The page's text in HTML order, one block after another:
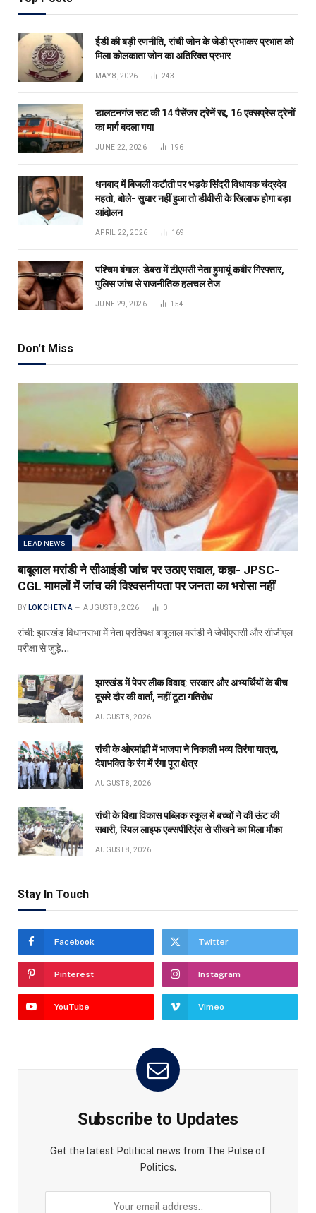
ईडी की बड़ी रणनीति, रांची जोन के जेडी प्रभाकर प्रभात को
मिला कोलकाता जोन का अतिरिक्त प्रभार
MAY 8, 2026 243
डालटनगंज रूट की 14 पैसेंजर ट्रेनें रद्द, 16 एक्सप्रेस ट्रेनों
का मार्ग बदला गया
JUNE 22, 2026 196
धनबाद में बिजली कटौती पर भड़के सिंदरी विधायक चंद्रदेव
महतो, बोले- सुधार नहीं हुआ तो डीवीसी के खिलाफ होगा बड़ा
आंदोलन
APRIL 22, 2026 169
पश्चिम बंगाल: डेबरा में टीएमसी नेता हुमायूं कबीर गिरफ्तार,
पुलिस जांच से राजनीतिक हलचल तेज
JUNE 29, 2026 154
Don't Miss
LEAD NEWS
बाबूलाल मरांडी ने सीआईडी जांच पर उठाए सवाल, कहा- JPSC-
CGL मामलों में जांच की विश्वसनीयता पर जनता का भरोसा नहीं
BY LOK CHETNA AUGUST 8, 2026 0
रांची: झारखंड विधानसभा में नेता प्रतिपक्ष बाबूलाल मरांडी ने जेपीएससी और सीजीएल
परीक्षा से जुड़े…
झारखंड में पेपर लीक विवाद: सरकार और अभ्यर्थियों के बीच
दूसरे दौर की वार्ता, नहीं टूटा गतिरोध
AUGUST 8, 2026
रांची के ओरमांझी में भाजपा ने निकाली भव्य तिरंगा यात्रा,
देशभक्ति के रंग में रंगा पूरा क्षेत्र
AUGUST 8, 2026
रांची के विद्या विकास पब्लिक स्कूल में बच्चों ने की ऊंट की
सवारी, रियल लाइफ एक्सपीरिएंस से सीखने का मिला मौका
AUGUST 8, 2026
Stay In Touch
Facebook Twitter
Pinterest Instagram
YouTube Vimeo
Subscribe to Updates
Get the latest Political news from The Pulse of
Politics.